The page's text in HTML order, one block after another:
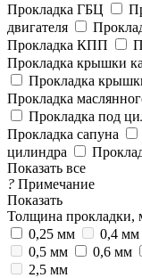
Прокладка ГБЦ
двигателя
Прокладка КПП
Прокладка крышки
Прокладка
Прокладка
Прокладка под
Прокладка сапуна
цилиндра
Показать все
? Примечание
Показать
Толщина прокладки,
0,25 мм
0,4 мм
0,5 мм
0,6 мм
2,5 мм